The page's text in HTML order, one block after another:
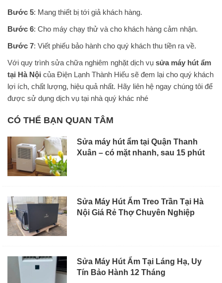
Bước 5: Mang thiết bị tới giả khách hàng.
Bước 6: Cho máy chạy thử và cho khách hàng cảm nhận.
Bước 7: Viết phiếu bảo hành cho quý khách thu tiền ra về.
Với quy trình sửa chữa nghiêm nghặt dịch vụ sửa máy hút ẩm
tại Hà Nội của Điện Lạnh Thành Hiếu sẽ đem lại cho quý khách
lợi ích, chất lượng, hiệu quả nhất. Hãy liên hệ ngay chúng tôi để
được sử dụng dịch vụ tại nhà quý khác nhé
CÓ THỂ BẠN QUAN TÂM
Sửa máy hút ẩm tại Quận Thanh
Xuân – có mặt nhanh, sau 15 phút
Sửa Máy Hút Ẩm Treo Trần Tại Hà
Nội Giá Rẻ Thợ Chuyên Nghiệp
Sửa Máy Hút Ẩm Tại Láng Hạ, Uy
Tín Bảo Hành 12 Tháng